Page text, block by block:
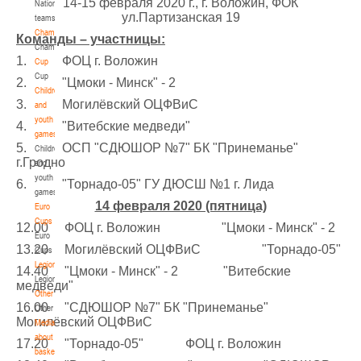
National
teams
Championship
Championship
Cup
Cup
Children
and
youth
games
Children
and
youth
games
Euro
Cups
Euro
Cups
Legionaries
Legionaries
Other
Other
Media
about
basketball
U-14, девушки
IV тур – девушки 2012-2013 гг.р., Дивизион 1, 6-7 апреля 2026 г., г. Гомель, ул.
Б.Хмельницкого, 118а
III тур – юноши 2010-2011 гг.р., Дивизион 1, группа Г 27-29 марта 2026 г., г.
Молодечно, ул. Великий Гостинец, 10227-28.03.2026
Речица
U-12, девушки
IV тур – девушки 2014-2015 гг.р., дивизион 1 27-28 марта 2026 г., г. Речица, ул.
Снежкова, 16
23-24.03.2026
Могилев
U-12, девушки
III тур – девушки 2014-2015 гг.р., Дивизион 2, 23-24 марта 2026 г., г. Могилев,
ул. 30 лет Победы, 1А
21-22.03.2026
ул.Партизанская 19
Команды – участницы:
1. ФОЦ г. Воложин
2. "Цмоки - Минск" - 2
3. Могилёвский ОЦФВиС
4. "Витебские медведи"
5. ОСП "СДЮШОР №7" БК "Принеманье"
г.Гродно
6. "Торнадо-05" ГУ ДЮСШ №1 г. Лида
14 февраля 2020 (пятница)
12.00 ФОЦ г. Воложин "Цмоки - Минск" - 2
13.20 Могилёвский ОЦФВиС "Торнадо-05"
14.40 "Цмоки - Минск" - 2 "Витебские
медведи"
16.00 "СДЮШОР №7" БК "Принеманье"
Могилёвский ОЦФВиС
17.20 "Торнадо-05" ФОЦ г. Воложин